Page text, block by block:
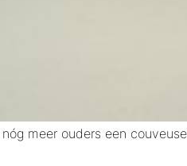
meer ouders een